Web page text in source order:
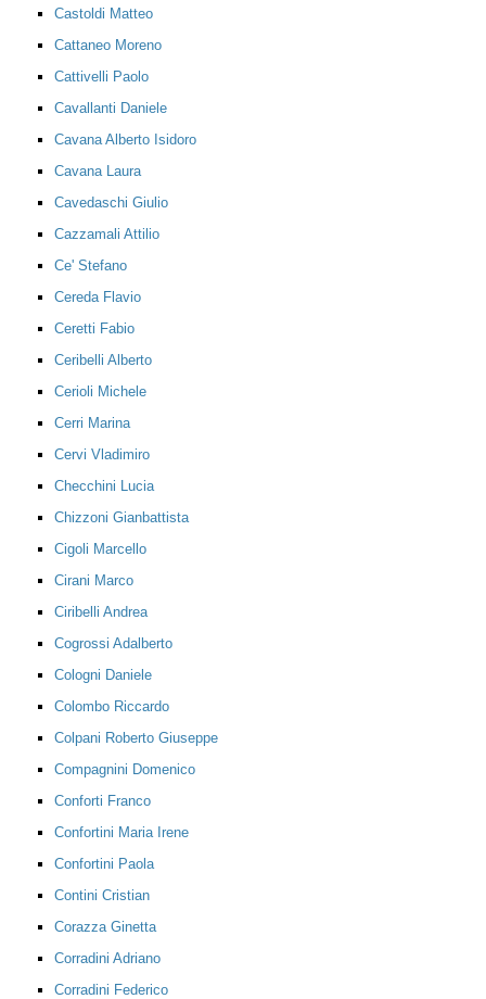
Castoldi Matteo
Cattaneo Moreno
Cattivelli Paolo
Cavallanti Daniele
Cavana Alberto Isidoro
Cavana Laura
Cavedaschi Giulio
Cazzamali Attilio
Ce' Stefano
Cereda Flavio
Ceretti Fabio
Ceribelli Alberto
Cerioli Michele
Cerri Marina
Cervi Vladimiro
Checchini Lucia
Chizzoni Gianbattista
Cigoli Marcello
Cirani Marco
Ciribelli Andrea
Cogrossi Adalberto
Cologni Daniele
Colombo Riccardo
Colpani Roberto Giuseppe
Compagnini Domenico
Conforti Franco
Confortini Maria Irene
Confortini Paola
Contini Cristian
Corazza Ginetta
Corradini Adriano
Corradini Federico